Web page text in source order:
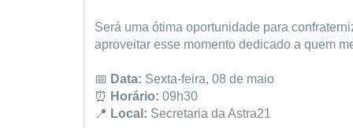
Será uma ótima oportunidade para
aproveitar esse momento dedicado a quem
📅 Data: Sexta-feira, 08 de maio
⏰ Horário: 09h30
📍 Local: Secretaria da Astra21